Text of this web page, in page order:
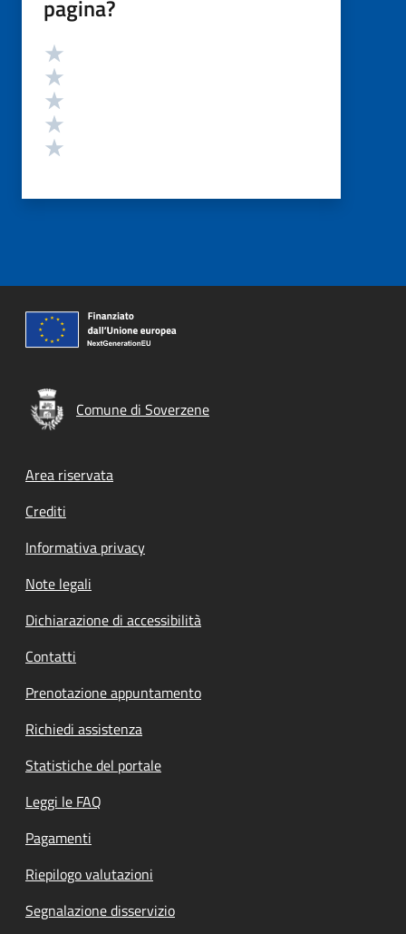
pagina?
Valutazione
Comune di Soverzene
Footer menu
Area riservata
Crediti
Informativa privacy
Note legali
Dichiarazione di accessibilità
Contatti
Prenotazione appuntamento
Richiedi assistenza
Statistiche del portale
Leggi le FAQ
Pagamenti
Riepilogo valutazioni
Segnalazione disservizio